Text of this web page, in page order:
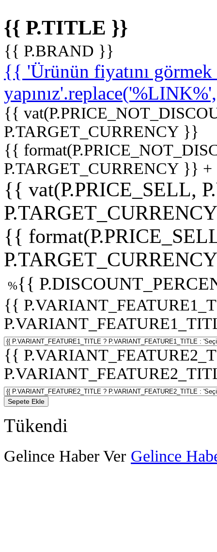
{{ P.TITLE }}
{{ P.BRAND }}
{{ 'Ürünün fiyatını
{{
P.TARGET_CURRENCY }}
{{
P.TARGET_CURRENCY }}
{{ vat(P.PRICE_SELL,
{{
%{{
{{
{{
Sepete Ekle
Tükendi
Gelince Haber Ver Gelince